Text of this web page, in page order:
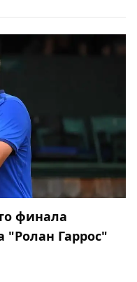
финала
"Ролан Гаррос"